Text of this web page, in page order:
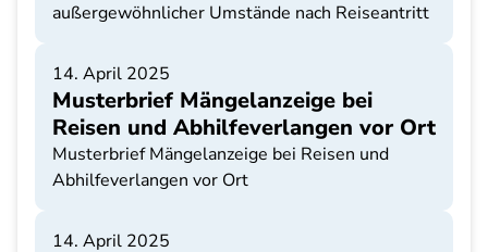
außergewöhnlicher Umstände nach Reiseantritt
14. April 2025
Musterbrief Mängelanzeige bei
Reisen und Abhilfeverlangen vor Ort
Musterbrief Mängelanzeige bei Reisen und
Abhilfeverlangen vor Ort
14. April 2025